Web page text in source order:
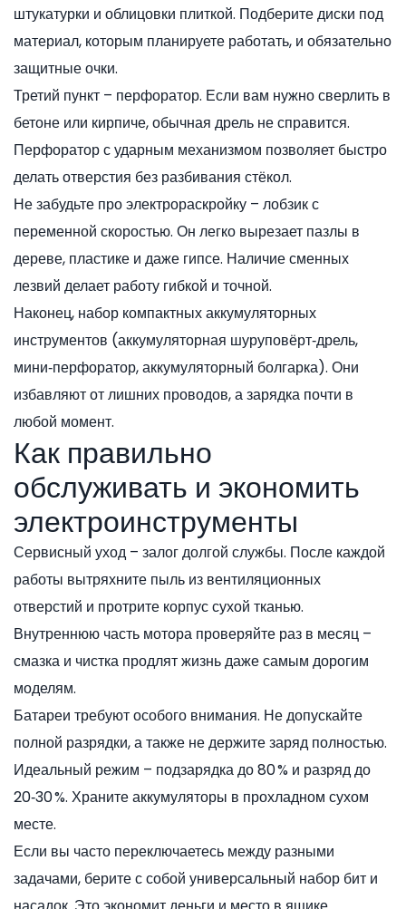
штукатурки и облицовки плиткой. Подберите диски под
материал, которым планируете работать, и обязательно
защитные очки.
Третий пункт – перфоратор. Если вам нужно сверлить в
бетоне или кирпиче, обычная дрель не справится.
Перфоратор с ударным механизмом позволяет быстро
делать отверстия без разбивания стёкол.
Не забудьте про электрораскройку – лобзик с
переменной скоростью. Он легко вырезает пазлы в
дереве, пластике и даже гипсе. Наличие сменных
лезвий делает работу гибкой и точной.
Наконец, набор компактных аккумуляторных
инструментов (аккумуляторная шуруповёрт‑дрель,
мини‑перфоратор, аккумуляторный болгарка). Они
избавляют от лишних проводов, а зарядка почти в
любой момент.
Как правильно
обслуживать и экономить
электроинструменты
Сервисный уход – залог долгой службы. После каждой
работы вытряхните пыль из вентиляционных
отверстий и протрите корпус сухой тканью.
Внутреннюю часть мотора проверяйте раз в месяц –
смазка и чистка продлят жизнь даже самым дорогим
моделям.
Батареи требуют особого внимания. Не допускайте
полной разрядки, а также не держите заряд полностью.
Идеальный режим – подзарядка до 80 % и разряд до
20‑30 %. Храните аккумуляторы в прохладном сухом
месте.
Если вы часто переключаетесь между разными
задачами, берите с собой универсальный набор бит и